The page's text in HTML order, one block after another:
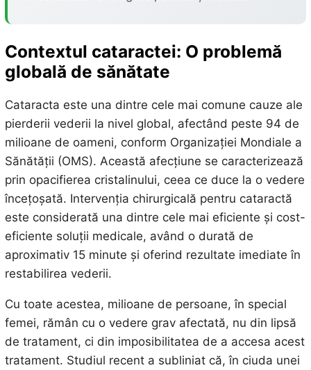
Contextul cataractei: O problemă
globală de sănătate
Cataracta este una dintre cele mai comune cauze ale
pierderii vederii la nivel global, afectând peste 94 de
milioane de oameni, conform Organizației Mondiale a
Sănătății (OMS). Această afecțiune se caracterizează
prin opacifierea cristalinului, ceea ce duce la o vedere
încețoșată. Intervenția chirurgicală pentru cataractă
este considerată una dintre cele mai eficiente și cost-
eficiente soluții medicale, având o durată de
aproximativ 15 minute și oferind rezultate imediate în
restabilirea vederii.
Cu toate acestea, milioane de persoane, în special
femei, rămân cu o vedere grav afectată, nu din lipsă
de tratament, ci din imposibilitatea de a accesa acest
tratament. Studiul recent a subliniat că, în ciuda unei